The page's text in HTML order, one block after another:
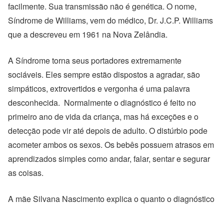
facilmente. Sua transmissão não é genética. O nome,
Síndrome de Williams, vem do médico, Dr. J.C.P. Williams
que a descreveu em 1961 na Nova Zelândia.
A Síndrome torna seus portadores extremamente
sociáveis. Eles sempre estão dispostos a agradar, são
simpáticos, extrovertidos e vergonha é uma palavra
desconhecida. Normalmente o diagnóstico é feito no
primeiro ano de vida da criança, mas há exceções e o
detecção pode vir até depois de adulto. O distúrbio pode
acometer ambos os sexos. Os bebês possuem atrasos em
aprendizados simples como andar, falar, sentar e segurar
as coisas.
A mãe Silvana Nascimento explica o quanto o diagnóstico